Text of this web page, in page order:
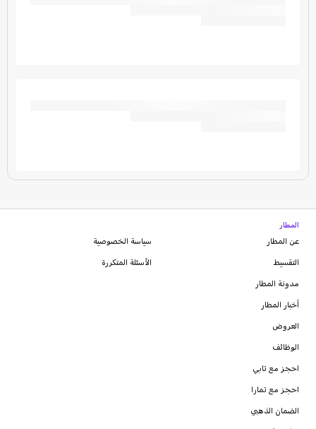
المطار
عن المطار
التقسيط
مدونة المطار
أخبار المطار
العروض
الوظائف
احجز مع تابي
احجز مع تمارا
الضمان الذهبي
سياسة الخصوصية
الأسئلة المتكررة